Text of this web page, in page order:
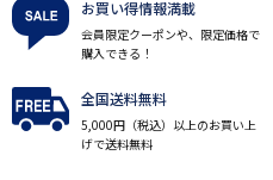
お買い得情報満載
会員限定クーポンや、限定価格で
購入できる！
全国送料無料
5,000円（税込）以上のお買い上
げで送料無料